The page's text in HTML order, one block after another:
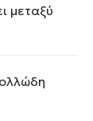
μεταξύ